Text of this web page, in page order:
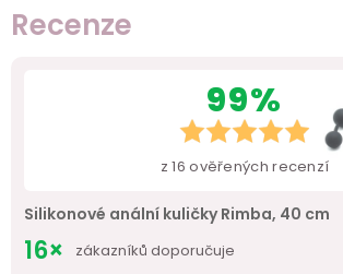
Recenze
99%
z16 ověřených recenzí
Silikonové anální kuličky Rimba, 40 cm
16×
zákazníků doporučuje